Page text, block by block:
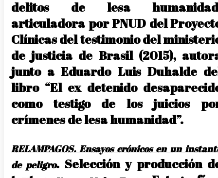
delitos de lesa
articuladora por PNUD del
Clínicas del testimonio del
de justicia de Brasil (2015),
junto a Eduardo Luis Duhalde
libro “El ex detenido
como testigo de los juicios
crímenes de lesa humanidad”.
RELAMPAGOS. Ensayos crónicos en un
de peligro. Selección y producción